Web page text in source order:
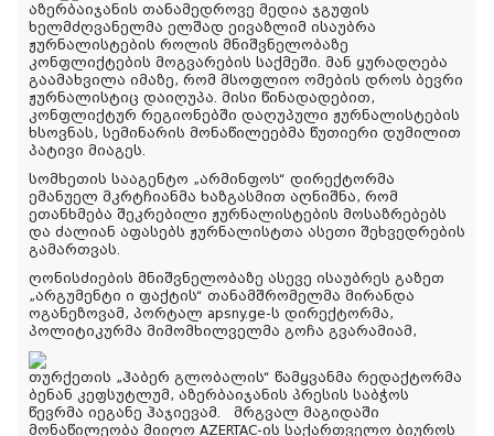
აზერბაიჯანის თანამედროვე მედია ჯგუფის
ხელმძღვანელმა ელშად ეივაზლიმ ისაუბრა
ჟურნალისტების როლის მნიშვნელობაზე
კონფლიქტების მოგვარების საქმეში. მან ყურადღება
გაამახვილა იმაზე, რომ მსოფლიო ომების დროს ბევრი
ჟურნალისტიც დაიღუპა. მისი წინადადებით,
კონფლიქტურ რეგიონებში დაღუპული ჟურნალისტების
ხსოვნას, სემინარის მონაწილეებმა წუთიერი დუმილით
პატივი მიაგეს.
სომხეთის სააგენტო „არმინფოს“ დირექტორმა
ემანუელ მკრტჩიანმა ხაზგასმით აღნიშნა, რომ
ეთანხმება შეკრებილი ჟურნალისტების მოსაზრებებს
და ძალიან აფასებს ჟურნალისტთა ასეთი შეხვედრების
გამართვას.
ღონისძიების მნიშვნელობაზე ასევე ისაუბრეს გაზეთ
„არგუმენტი ი ფაქტის“ თანამშრომელმა მირანდა
ოგანეზოვამ, პორტალ apsny.ge-ს დირექტორმა,
პოლიტიკურმა მიმომხილველმა გოჩა გვარამიამ,
თურქეთის „ჰაბერ გლობალის“ წამყვანმა რედაქტორმა
ბენან კეფსუტლუმ, აზერბაიჯანის პრესის საბჭოს
წევრმა იეგანე ჰაჯიევამ. მრგვალ მაგიდაში
მონაწილეობა მიიღო AZERTAC-ის საქართველო ბიუროს